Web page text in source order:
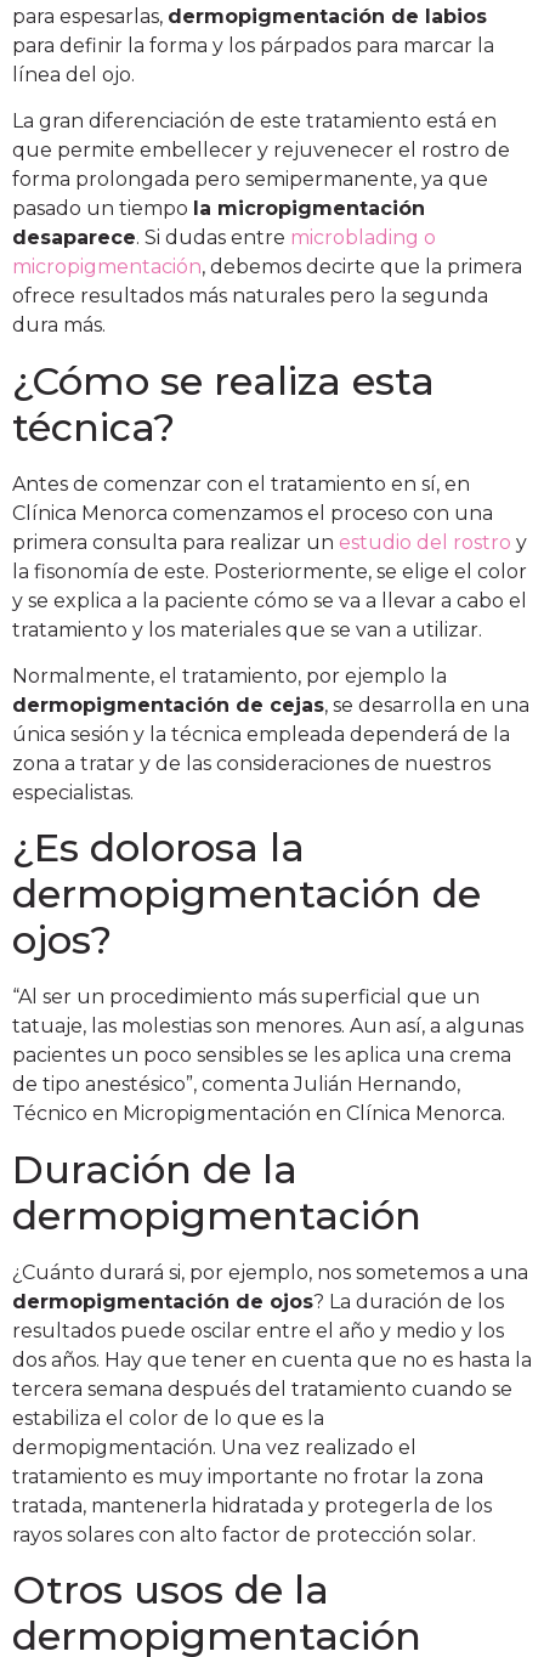
para espesarlas, dermopigmentación de labios
para definir la forma y los párpados para marcar la
línea del ojo.
La gran diferenciación de este tratamiento está en
que permite embellecer y rejuvenecer el rostro de
forma prolongada pero semipermanente, ya que
pasado un tiempo la micropigmentación
desaparece. Si dudas entre microblading o
micropigmentación, debemos decirte que la primera
ofrece resultados más naturales pero la segunda
dura más.
¿Cómo se realiza esta
técnica?
Antes de comenzar con el tratamiento en sí, en
Clínica Menorca comenzamos el proceso con una
primera consulta para realizar un estudio del rostro y
la fisonomía de este. Posteriormente, se elige el color
y se explica a la paciente cómo se va a llevar a cabo el
tratamiento y los materiales que se van a utilizar.
Normalmente, el tratamiento, por ejemplo la
dermopigmentación de cejas, se desarrolla en una
única sesión y la técnica empleada dependerá de la
zona a tratar y de las consideraciones de nuestros
especialistas.
¿Es dolorosa la
dermopigmentación de
ojos?
“Al ser un procedimiento más superficial que un
tatuaje, las molestias son menores. Aun así, a algunas
pacientes un poco sensibles se les aplica una crema
de tipo anestésico”, comenta Julián Hernando,
Técnico en Micropigmentación en Clínica Menorca.
Duración de la
dermopigmentación
¿Cuánto durará si, por ejemplo, nos sometemos a una
dermopigmentación de ojos? La duración de los
resultados puede oscilar entre el año y medio y los
dos años. Hay que tener en cuenta que no es hasta la
tercera semana después del tratamiento cuando se
estabiliza el color de lo que es la
dermopigmentación. Una vez realizado el
tratamiento es muy importante no frotar la zona
tratada, mantenerla hidratada y protegerla de los
rayos solares con alto factor de protección solar.
Otros usos de la
dermopigmentación